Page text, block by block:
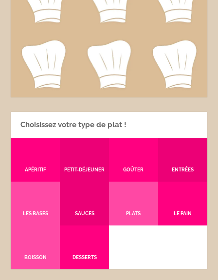
Choisissez votre type de plat !
APÉRITIF PETIT-DÉJEUNER GOÛTER ENTRÉES
LES BASES SAUCES PLATS LE PAIN
BOISSON DESSERTS